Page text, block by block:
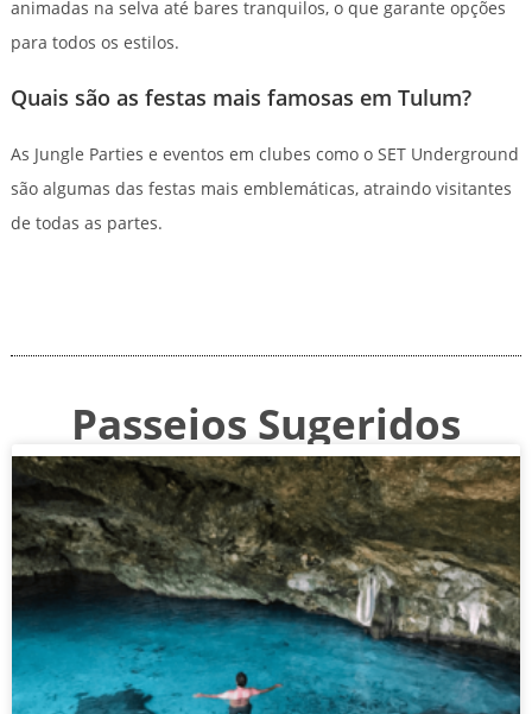
animadas na selva até bares tranquilos, o que garante opções
para todos os estilos.
Quais são as festas mais famosas em Tulum?
As Jungle Parties e eventos em clubes como o SET Underground
são algumas das festas mais emblemáticas, atraindo visitantes
de todas as partes.
Passeios Sugeridos